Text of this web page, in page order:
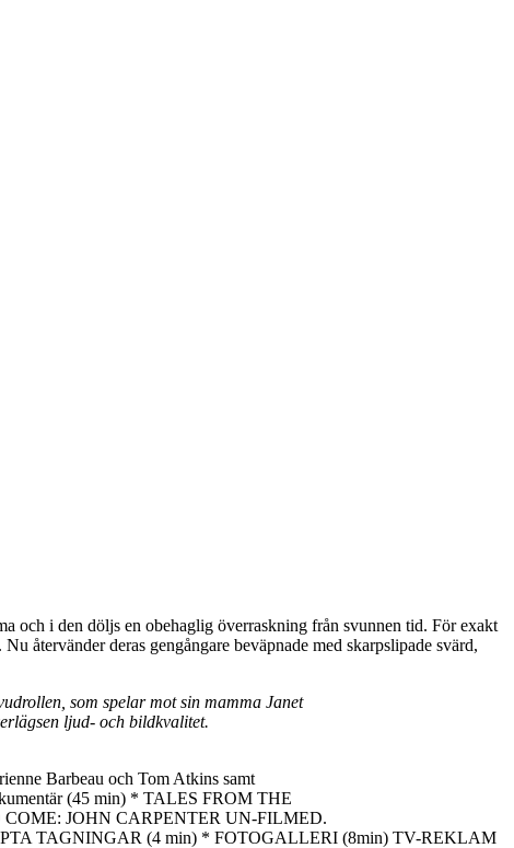
och i den döljs en obehaglig överraskning från svunnen tid. För exakt
återvänder deras gengångare beväpnade med skarpslipade svärd,
som spelar mot sin mamma Janet
ljud- och bildkvalitet.
Barbeau och Tom Atkins samt
(45 min) * TALES FROM THE
JOHN CARPENTER UN-FILMED.
TAGNINGAR (4 min) * FOTOGALLERI (8min) TV-REKLAM